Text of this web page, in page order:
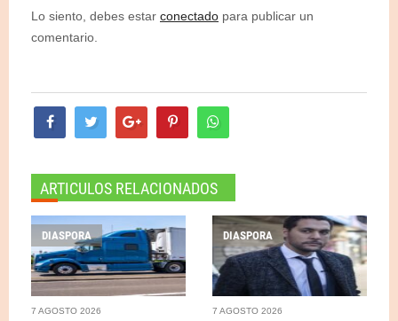
Lo siento, debes estar conectado para publicar un
comentario.
ARTICULOS RELACIONADOS
DIASPORA
7 AGOSTO 2026
DIASPORA
7 AGOSTO 2026